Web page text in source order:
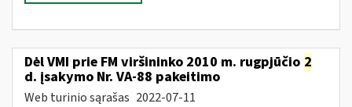
Dėl VMI prie FM viršininko 2010 m. rugpjūčio 2
d. įsakymo Nr. VA-88 pakeitimo
Web turinio sąrašas 2022-07-11